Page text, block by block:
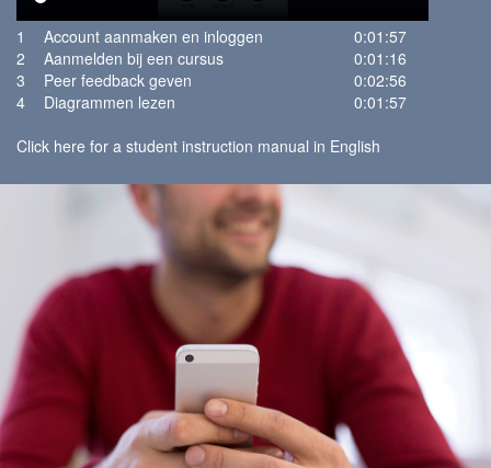
1 Account aanmaken en inloggen
0:01:57
2
Aanmelden bij een cursus
0:01:16
3
Peer feedback geven
0:02:56
4
Diagrammen lezen
0:01:57
Click here for a student instruction manual in English